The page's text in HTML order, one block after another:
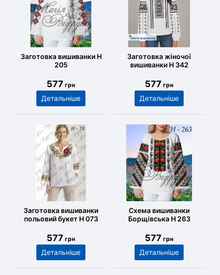
Заготовка вишиванки Н
205
577 грн
Детальніше
Заготовка жіночої
вишиванки Н 342
577 грн
Детальніше
Заготовка вишиванки
польовий букет Н 073
577 грн
Детальніше
Схема вишиванки
Борщівська Н 263
577 грн
Детальніше